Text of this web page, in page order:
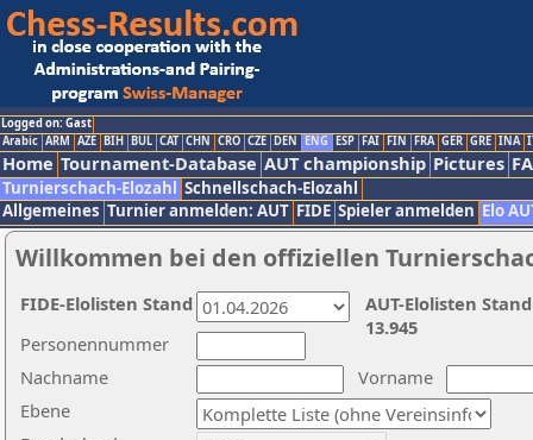
Logged on: Gast
Arabic ARM AZE BIH BUL CAT CHN CRO CZE DEN ENG ESP FAI FIN FRA GER GRE INA
Home Tournament-Database AUT championship Pictures
Turnierschach-Elozahl Schnellschach-Elozahl
Allgemeines Turnier anmelden: AUT FIDE Spieler anmelden Elo
Willkommen bei den offiziellen
Nachname
Vorname
Ebene
Personennummer
AUT-Elolisten
13.945
FIDE-Elolisten Stand